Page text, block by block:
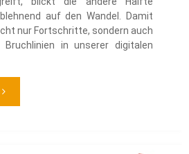
auf den Wandel. Damit
nur Fortschritte, sondern auch
Bruchlinien in unserer digitalen